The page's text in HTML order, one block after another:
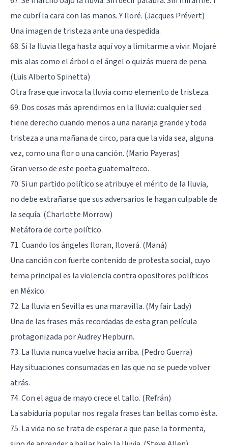
me cubrí la cara con las manos. Y lloré. (Jacques Prévert)
Una imagen de tristeza ante una despedida.
68. Si la lluvia llega hasta aquí voy a limitarme a vivir. Mojaré
mis alas como el árbol o el ángel o quizás muera de pena.
(Luis Alberto Spinetta)
Otra frase que invoca la lluvia como elemento de tristeza.
69. Dos cosas más aprendimos en la lluvia: cualquier sed
tiene derecho cuando menos a una naranja grande y toda
tristeza a una mañana de circo, para que la vida sea, alguna
vez, como una flor o una canción. (Mario Payeras)
Gran verso de este poeta guatemalteco.
70. Si un partido político se atribuye el mérito de la lluvia,
no debe extrañarse que sus adversarios le hagan culpable de
la sequía. (Charlotte Morrow)
Metáfora de corte político.
71. Cuando los ángeles lloran, lloverá. (Maná)
Una canción con fuerte contenido de protesta social, cuyo
tema principal es la violencia contra opositores políticos
en México.
72. La lluvia en Sevilla es una maravilla. (My fair Lady)
Una de las frases más recordadas de esta gran película
protagonizada por Audrey Hepburn.
73. La lluvia nunca vuelve hacia arriba. (Pedro Guerra)
Hay situaciones consumadas en las que no se puede volver
atrás.
74. Con el agua de mayo crece el tallo. (Refrán)
La sabiduría popular nos regala frases tan bellas como ésta.
75. La vida no se trata de esperar a que pase la tormenta,